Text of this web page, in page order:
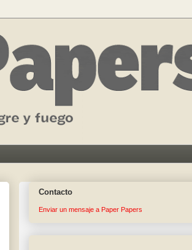
Contacto
Enviar un mensaje a Paper Papers